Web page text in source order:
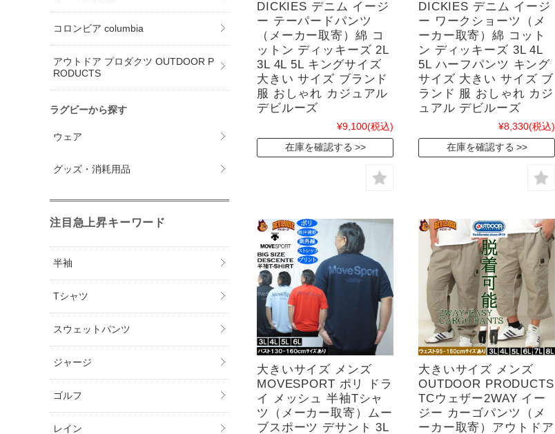
DICKIES デニム イージ
ー テーパードパンツ
（メーカー取寄）綿 コ
ットン ディッキーズ 2L
3L 4L 5L キングサイズ
大きい サイズ ブランド
服 おしゃれ カジュアル
デビルーズ
¥9,100(税込)
在庫を確認する
DICKIES デニム イージ
ー ワークショーツ（メ
ーカー取寄）綿 コット
ン ディッキーズ 3L 4L
5L ハーフパンツ キング
サイズ 大きい サイズ ブ
ランド 服 おしゃれ カジ
ュアル デビルーズ
¥8,330(税込)
在庫を確認する
大きいサイズ メンズ
MOVESPORT ポリ ドラ
イ メッシュ 半袖Tシャ
ツ（メーカー取寄）ムー
ブスポーツ デサント 3L
大きいサイズ メンズ
OUTDOOR PRODUCTS
TCウェザー2WAY イー
ジー カーゴパンツ（メ
ーカー取寄）アウトドア
コロンビア columbia
アウトドア プロダクツ OUTDOOR P
RODUCTS
ラグビーから探す
ウェア
グッズ・消耗用品
注目急上昇キーワード
半袖
Tシャツ
スウェットパンツ
ジャージ
ゴルフ
レイン